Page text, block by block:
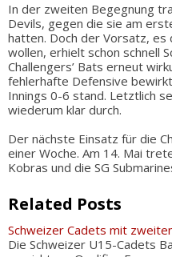
In der zweiten Begegnung
Devils, gegen die sie am
hatten. Doch der Vorsatz, es
wollen, erhielt schon schnell
Challengers’ Bats erneut
fehlerhafte Defensive
Innings 0-6 stand. Letztlich
wiederum klar durch.
Der nächste Einsatz für die
einer Woche. Am 14. Mai
Kobras und die SG
Related Posts
Schweizer Cadets mit
Die Schweizer U15-Cadets